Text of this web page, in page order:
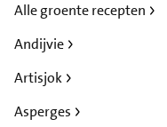
Alle groente recepten
Andijvie
Artisjok
Asperges